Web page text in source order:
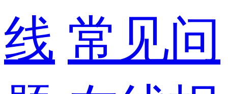
线 常见问